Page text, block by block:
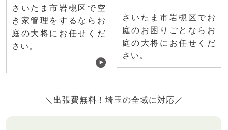
さいたま市岩槻区で空
き家管理をするならお
庭の大将にお任せくだ
さい。
さいたま市岩槻区でお
庭のお困りごとならお
庭の大将にお任せくだ
さい。
＼出張費無料！埼玉の全域に対応／